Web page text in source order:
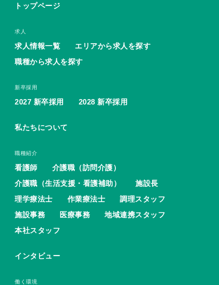
トップページ
求人
求人情報一覧
エリアから求人を探す
職種から求人を探す
新卒採用
2027 新卒採用 2028 新卒採用
私たちについて
職種紹介
看護師
介護職（訪問介護）
介護職（生活支援・看護補助）
施設長
理学療法士
作業療法士
調理スタッフ
施設事務
医療事務
地域連携スタッフ
本社スタッフ
インタビュー
働く環境